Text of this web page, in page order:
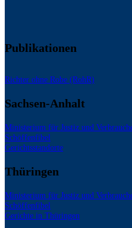
Publikationen
Richter ohne Robe (RohR)
Sachsen-Anhalt
Ministerium für Justiz und
Schöffenfibel
Gerichtsstandorte
Thüringen
Ministerium für Justiz und
Schöffenfibel
Gerichte in Thüringen